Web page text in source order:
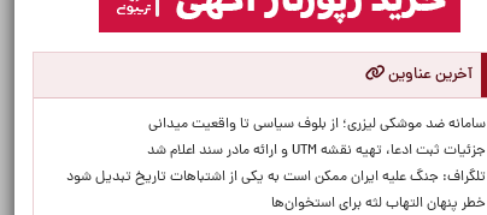
آخرین عناوین
سامانه ضد موشکی لیزری؛ از بلوف سیاسی تا واقعیت میدانی
جزئیات ثبت ادعا، تهیه نقشه UTM و ارائه مادر سند اعلام شد
تلگراف: جنگ علیه ایران ممکن است به یکی از اشتباهات تاریخ تبدیل شود
خطر پنهان التهاب لثه برای استخوان‌ها